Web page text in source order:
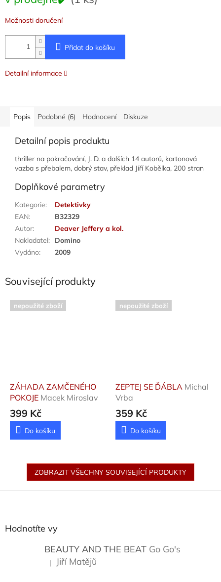
Možnosti doručení
Přidat do košíku
Detailní informace
Popis Podobné (6) Hodnocení Diskuze
Detailní popis produktu
thriller na pokračování, J. D. a dalších 14 autorů, kartonová
vazba s přebalem, dobrý stav, překlad Jiří Kobělka, 200 stran
Doplňkové parametry
Kategorie:
Detektivky
EAN:
B32329
Autor:
Deaver Jeffery a kol.
Nakladatel:
Domino
Vydáno: 2009
Související produkty
nepoužité zboží
ZÁHADA ZAMČENÉHO
POKOJE Macek Miroslav
399 Kč
Do košíku
nepoužité zboží
ZEPTEJ SE ĎÁBLA Michal
Vrba
359 Kč
Do košíku
ZOBRAZIT VŠECHNY SOUVISEJÍCÍ PRODUKTY
Hodnotíte vy
BEAUTY AND THE BEAT Go Go's
Hodnocení produktu je 5 z 5 hvězdiček.
| Jiří Matějů